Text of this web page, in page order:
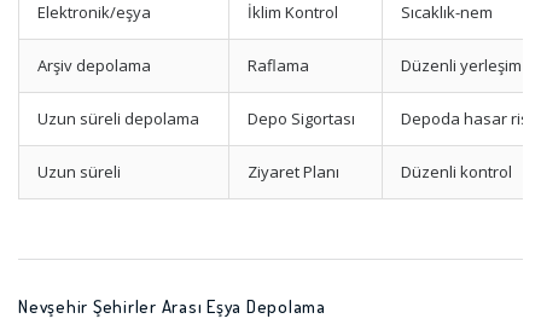
Elektronik/eşya İklim Kontrol Sıcaklık-nem
Arşiv depolama Raflama Düzenli yerleşim
Uzun süreli depolama Depo Sigortası Depoda hasar
Uzun süreli Ziyaret Planı Düzenli kontrol
Nevşehir Şehirler Arası Eşya Depolama